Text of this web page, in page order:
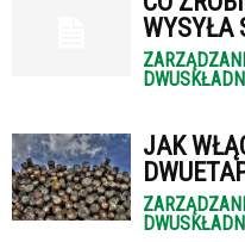
WYSYŁA
JAK